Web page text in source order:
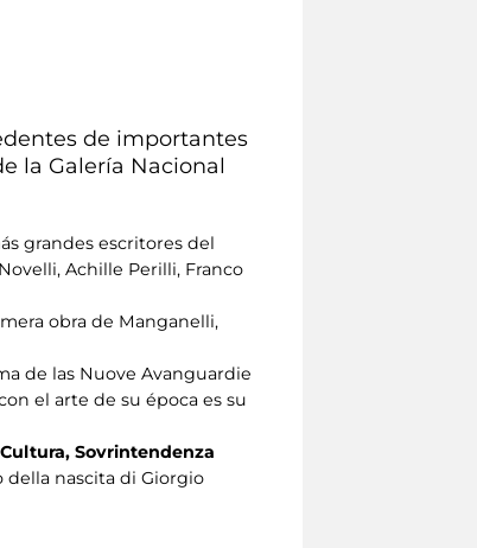
de importantes
la Galería Nacional
grandes escritores del
Achille Perilli, Franco
obra de Manganelli,
de las Nuove Avanguardie
el arte de su época es su
Sovrintendenza
nascita di Giorgio